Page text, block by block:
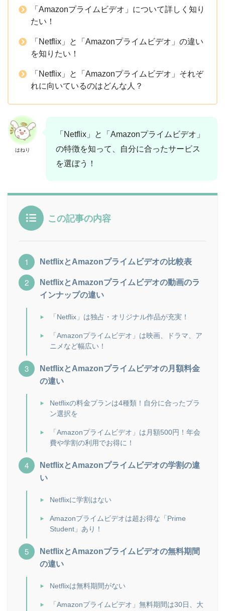
「Amazonプライムビデオ」について詳しく知り
たい！
「Netflix」と「Amazonプライムビデオ」の違い
を知りたい！
「Netflix」と「Amazonプライムビデオ」それぞ
れに向いているのはどんな人？
はねり
「Netflix」と「Amazonプライムビデオ」
の特徴を知って、自分に合ったサービス
を選ぼう！
この記事の内容
NetflixとAmazonプライムビデオの比較表
NetflixとAmazonプライムビデオの動画のラ
インナップの違い
「Netflix」は独占・オリジナル作品が充実！
「Amazonプライムビデオ」は映画、ドラマ、ア
ニメなど幅広い！
NetflixとAmazonプライムビデオの月額料金
の違い
Netflixの料金プランは4種類！自分に合ったプラ
ン選択を
「Amazonプライムビデオ」は月額500円！年会
費や学割の利用でお得に！
NetflixとAmazonプライムビデオの学割の違
い
Netflixに学割はない
Amazonプライムビデオは超お得な「Prime
Student」あり！
NetflixとAmazonプライムビデオの無料期間
の違い
Netflixは無料期間がない
「Amazonプライムビデオ」無料期間は30日、大